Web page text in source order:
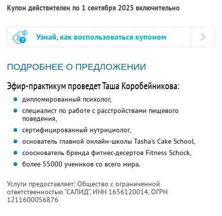
Купон действителен по 1 сентября 2025 включительно
Узнай, как воспользоваться купоном
ПОДРОБНЕЕ О ПРЕДЛОЖЕНИИ
Эфир-практикум проведет Таша Коробейникова:
дипломированный психолог,
специалист по работе с расстройствами пищевого
поведения,
сертифицированный нутрициолог,
основатель главной онлайн-школы Tasha's Cake School,
сооснователь бренда фитнес-десертов Fitness Schock,
более 55000 учеников со всего мира.
Услуги предоставляет: Общество с ограниченной
ответственностью “САЛИД”, ИНН 1656120014, ОГРН
1211600056876